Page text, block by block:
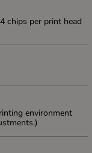
chips per print head
environment